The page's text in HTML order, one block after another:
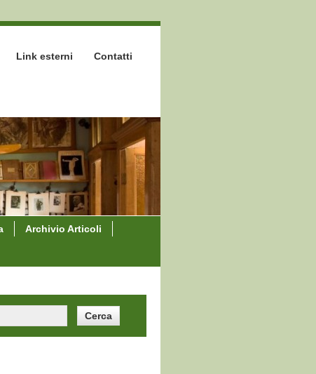
Link esterni Contatti
Archivio Articoli